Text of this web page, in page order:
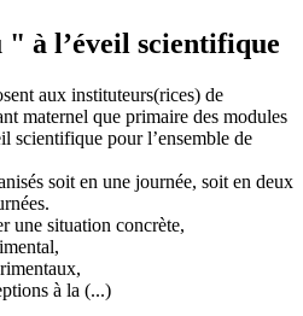
à l’éveil scientifique
aux instituteurs(rices) de
maternel que primaire des modules
scientifique pour l’ensemble de
soit en une journée, soit en deux
une situation concrète,
à la (...)